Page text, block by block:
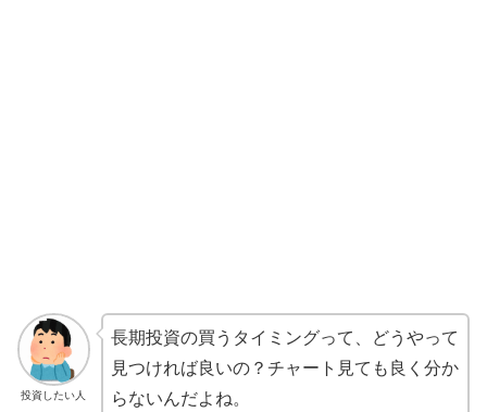
投資したい人
長期投資の買うタイミングって、どうやって
見つければ良いの？チャート見ても良く分か
らないんだよね。